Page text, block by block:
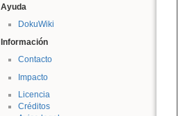
Ayuda
DokuWiki
Información
Contacto
Impacto
Licencia
Créditos